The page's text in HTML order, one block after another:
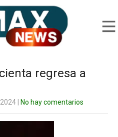
regresa a
No hay comentarios